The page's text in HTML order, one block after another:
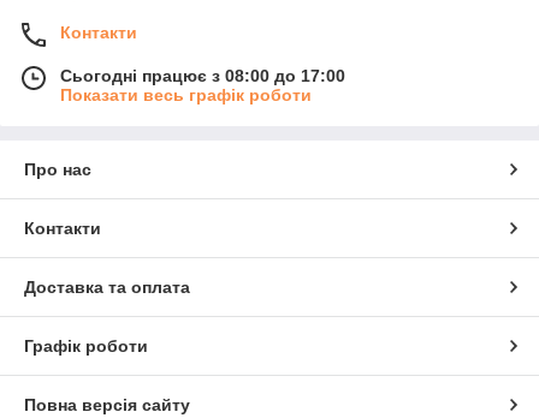
Контакти
Сьогодні працює з 08:00 до 17:00
Показати весь графік роботи
Про нас
Контакти
Доставка та оплата
Графік роботи
Повна версія сайту